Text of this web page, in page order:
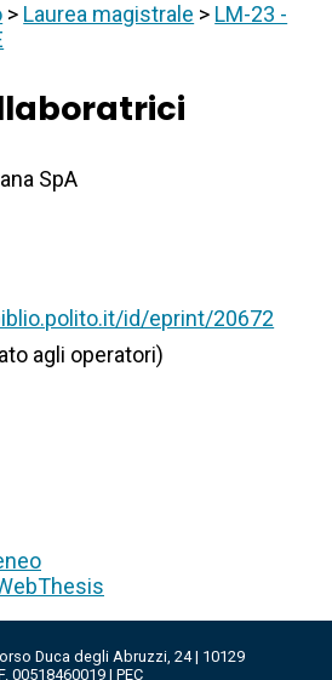
> Laurea magistrale > LM-23 -
SpA
id/eprint/20672
agli operatori)
Duca degli Abruzzi, 24 | 10129
00518460019 | PEC